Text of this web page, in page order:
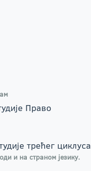
Право
трећег циклуса
и на страном језику.